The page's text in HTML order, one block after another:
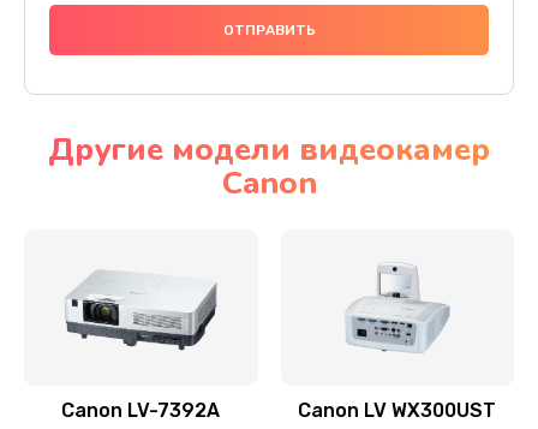
Замена датчика
Замена дисплея
Замена кнопки
Заказать
Другие модели видеокамер
Canon
Canon LV-7392A Canon LV WX300UST